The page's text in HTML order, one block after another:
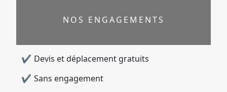
NOS ENGAGEMENTS
Devis et déplacement gratuits
Sans engagement